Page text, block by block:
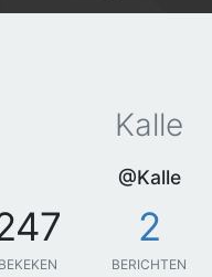
Kalle
@Kalle
BEKEKEN
2
BERICHTEN